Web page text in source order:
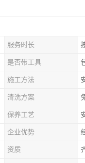
服务时长
是否带工具
施工方法
清洗方案
保养工艺
企业优势
资质